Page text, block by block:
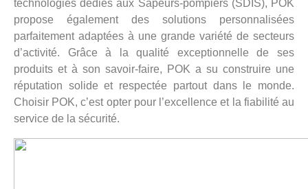
technologies dédiés aux Sapeurs-pompiers (SDIS), POK
propose également des solutions personnalisées
parfaitement adaptées à une grande variété de secteurs
d’activité. Grâce à la qualité exceptionnelle de ses
produits et à son savoir-faire, POK a su construire une
réputation solide et respectée partout dans le monde.
Choisir POK, c’est opter pour l’excellence et la fiabilité au
service de la sécurité.